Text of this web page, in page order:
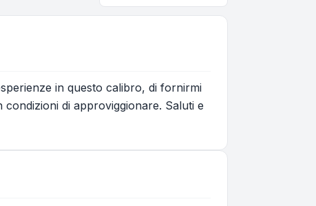
in questo calibro, di fornirmi
di approviggionare. Saluti e